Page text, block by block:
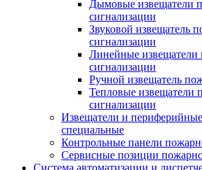
Дымовые извещатели
сигнализации
Звуковой извещатель
сигнализации
Линейные извещатели
сигнализации
Ручной извещатель
Тепловые извещатели
сигнализации
Извещатели и периферийные
специальные
Контрольные панели
Сервисные позиции
Система автоматизации и